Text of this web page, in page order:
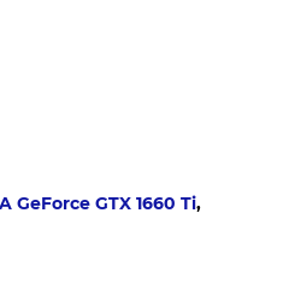
GeForce GTX 1660 Ti,